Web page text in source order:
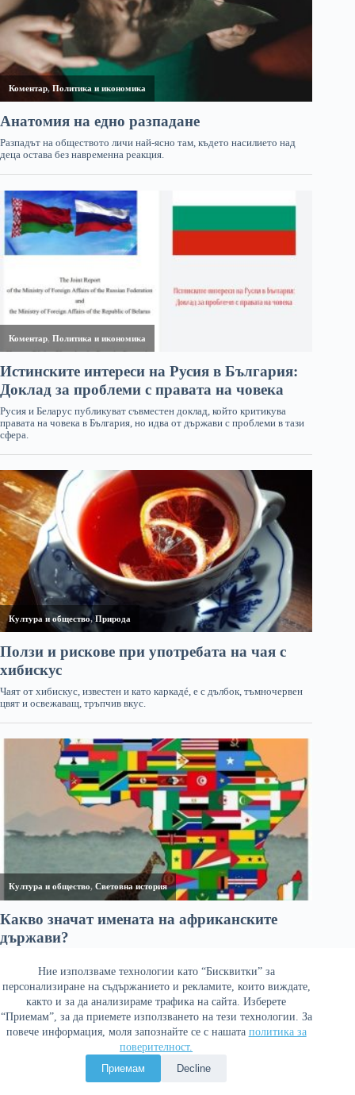
Ние използваме технологии като “Бисквитки” за
персонализиране на съдържанието и рекламите, които виждате,
както и за да анализираме трафика на сайта. Изберете
“Приемам”, за да приемете използването на тези технологии. За
повече информация, моля запознайте се с нашата политика за
поверителност.
Приемам
Decline
Политика за поверителност
Copyright © 2026 Война и мир. Сайтът е оптимизиран от